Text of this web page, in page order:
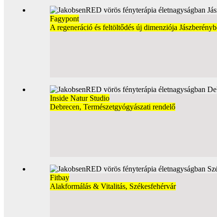
Fagypont
A regeneráció és feltöltődés új dimenziója
Inside Natur Studio
Debrecen, Természetgyógyászati rendelő
Fitbay
Alakformálás & Vitalitás, Székesfehérvár